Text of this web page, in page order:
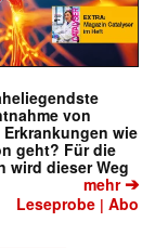
von
wie
geht? Für die
wird dieser Weg
mehr➔
Leseprobe |Abo